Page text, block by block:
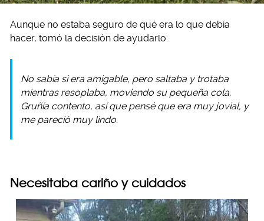
Aunque no estaba seguro de qué era lo que debía
hacer, tomó la decisión de ayudarlo:
No sabía si era amigable, pero saltaba y trotaba
mientras resoplaba, moviendo su pequeña cola.
Gruñía contento, así que pensé que era muy jovial, y
me pareció muy lindo.
Necesitaba cariño y cuidados